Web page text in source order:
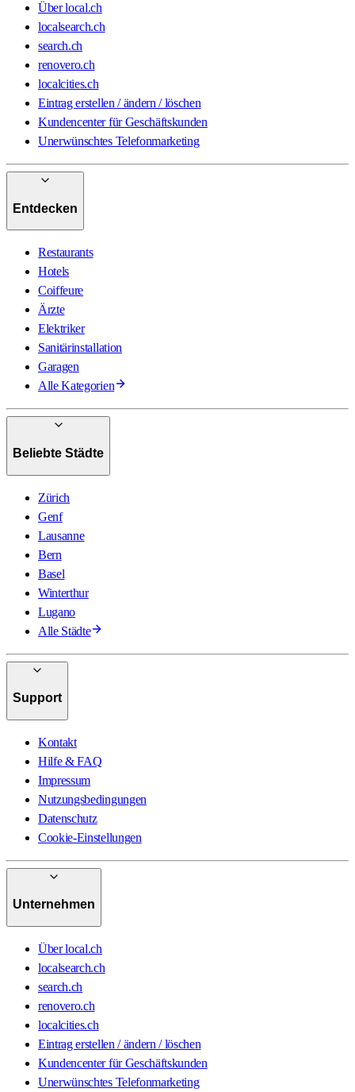
Über local.ch
localsearch.ch
search.ch
renovero.ch
localcities.ch
Eintrag erstellen / ändern / löschen
Kundencenter für Geschäftskunden
Unerwünschtes Telefonmarketing
Entdecken
Restaurants
Hotels
Coiffeure
Ärzte
Elektriker
Sanitärinstallation
Garagen
Alle Kategorien
Beliebte Städte
Zürich
Genf
Lausanne
Bern
Basel
Winterthur
Lugano
Alle Städte
Support
Kontakt
Hilfe & FAQ
Impressum
Nutzungsbedingungen
Datenschutz
Cookie-Einstellungen
Unternehmen
Über local.ch
localsearch.ch
search.ch
renovero.ch
localcities.ch
Eintrag erstellen / ändern / löschen
Kundencenter für Geschäftskunden
Unerwünschtes Telefonmarketing